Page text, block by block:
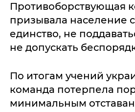
Противоборствующая
призывала население
единство, не
не допускать
По итогам учений
команда потерпела
минимальным